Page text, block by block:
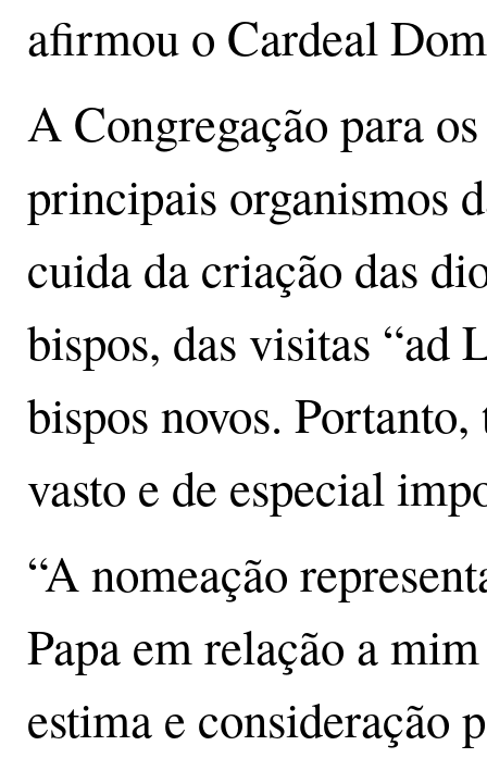
afirmou o Cardeal
A Congregação para
principais organismos
cuida da criação das
bispos, das visitas “ad
bispos novos.
vasto e de especial
“A nomeação
Papa em relação a
estima e consideração